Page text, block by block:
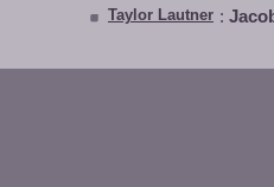
Taylor Lautner :